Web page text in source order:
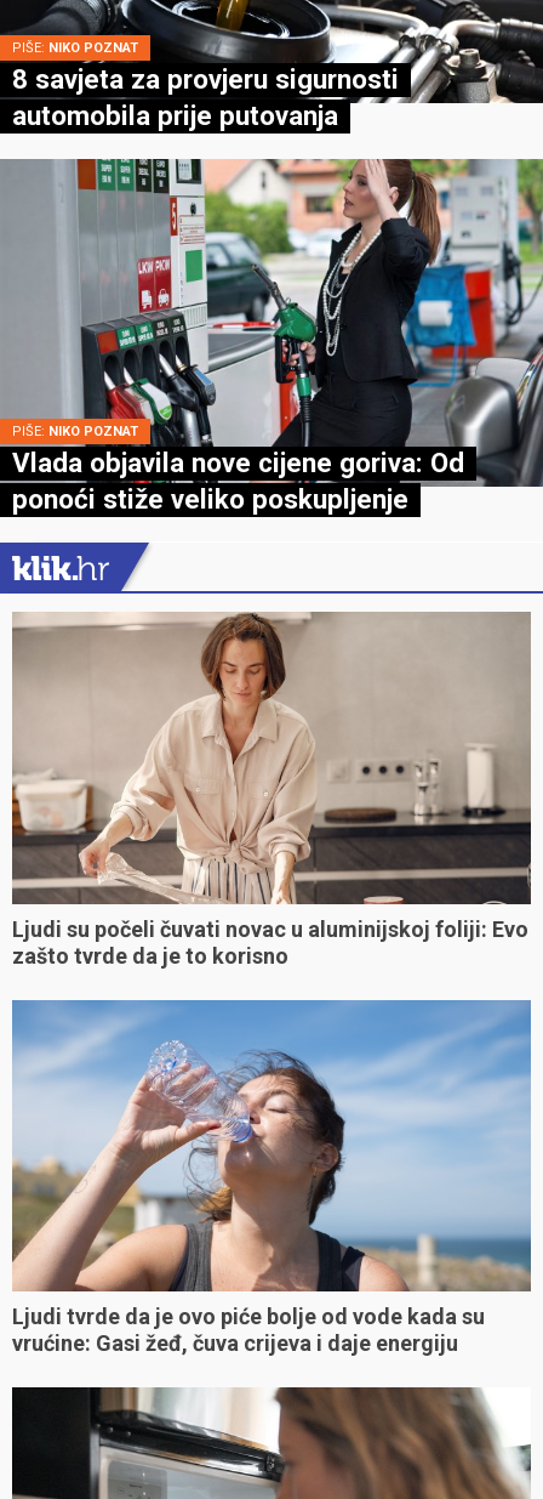
PIŠE: NIKO POZNAT
8 savjeta za provjeru sigurnosti
automobila prije putovanja
PIŠE: NIKO POZNAT
Vlada objavila nove cijene goriva: Od
ponoći stiže veliko poskupljenje
Ljudi su počeli čuvati novac u aluminijskoj foliji: Evo
zašto tvrde da je to korisno
Ljudi tvrde da je ovo piće bolje od vode kada su
vrućine: Gasi žeđ, čuva crijeva i daje energiju